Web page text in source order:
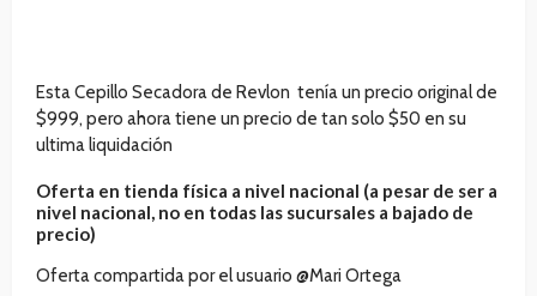
Esta Cepillo Secadora de Revlon tenía un precio original de
$999, pero ahora tiene un precio de tan solo $50 en su
ultima liquidación
Oferta en tienda física a nivel nacional (a pesar de ser a
nivel nacional, no en todas las sucursales a bajado de
precio)
Oferta compartida por el usuario @Mari Ortega